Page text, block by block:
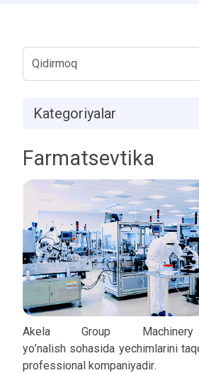
Kategoriyalar
Farmatsevtika
Akela Group Machinery
yo’nalish sohasida yechimlarini
professional kompaniyadir.